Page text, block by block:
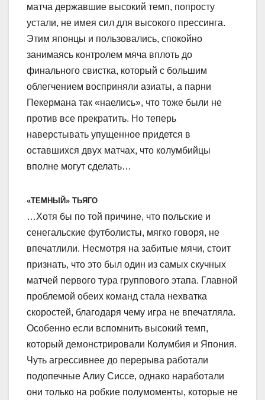
матча державшие высокий темп, попросту
устали, не имея сил для высокого прессинга.
Этим японцы и пользовались, спокойно
занимаясь контролем мяча вплоть до
финального свистка, который с большим
облегчением восприняли азиаты, а парни
Пекермана так «наелись», что тоже были не
против все прекратить. Но теперь
наверстывать упущенное придется в
оставшихся двух матчах, что колумбийцы
вполне могут сделать…
«ТЕМНЫЙ» ТЬЯГО
…Хотя бы по той причине, что польские и
сенегальские футболисты, мягко говоря, не
впечатлили. Несмотря на забитые мячи, стоит
признать, что это был один из самых скучных
матчей первого тура группового этапа. Главной
проблемой обеих команд стала нехватка
скоростей, благодаря чему игра не впечатляла.
Особенно если вспомнить высокий темп,
который демонстрировали Колумбия и Япония.
Чуть агрессивнее до перерыва работали
подопечные Алиу Сиссе, однако наработали
они только на робкие полумоменты, которые не